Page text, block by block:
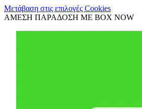
Μετάβαση στις επιλογές Cookies
ΑΜΕΣΗ ΠΑΡΑΔΟΣΗ ΜΕ BOX NOW